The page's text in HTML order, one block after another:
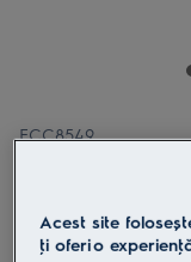
ECC8549
Plită cu
0 (0)
Acest site
ţi oferi o